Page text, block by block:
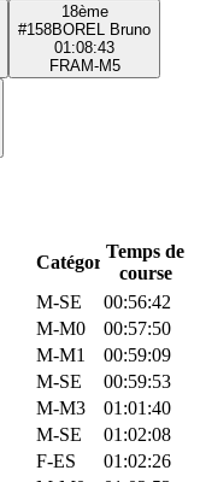
18ème
#158BOREL Bruno
01:08:43
FRAM-M5
Catégorie
Temps de
course
M-SE
00:56:42
M-M0
00:57:50
M-M1
00:59:09
M-SE
00:59:53
M-M3
01:01:40
M-SE
01:02:08
F-ES
01:02:26